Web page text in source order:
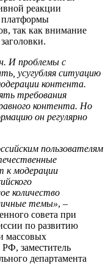
реакции
платформы
так как внимание
И проблемы с
усугубляя ситуацию
контента.
требования
контента. Но
он регулярно
пользователям
к модерации
количество
темы», –
совета при
по развитию
массовых
заместитель
департамента